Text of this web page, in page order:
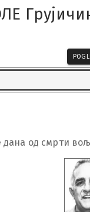
дана од смрти